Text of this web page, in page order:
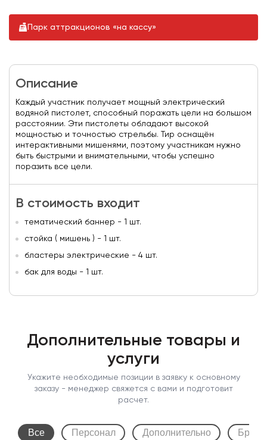
Парк аттракционов «на кассу»
Описание
Каждый участник получает мощный электрический
водяной пистолет, способный поражать цели на большом
расстоянии. Эти пистолеты обладают высокой
мощностью и точностью стрельбы. Тир оснащён
интерактивными мишенями, поэтому участникам нужно
быть быстрыми и внимательными, чтобы успешно
поразить все цели.
В стоимость входит
тематический баннер - 1 шт.
стойка ( мишень ) - 1 шт.
бластеры электрические - 4 шт.
бак для воды - 1 шт.
Дополнительные товары и
услуги
Укажите необходимые позиции в заявку к основному
заказу - менеджер свяжется с вами и подготовит
расчет.
Все Персонал Дополнительно